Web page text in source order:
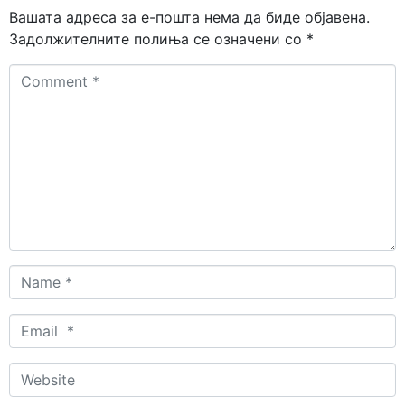
Вашата адреса за е-пошта нема да биде објавена.
Задолжителните полиња се означени со *
Comment
Name
*
Email
*
Website